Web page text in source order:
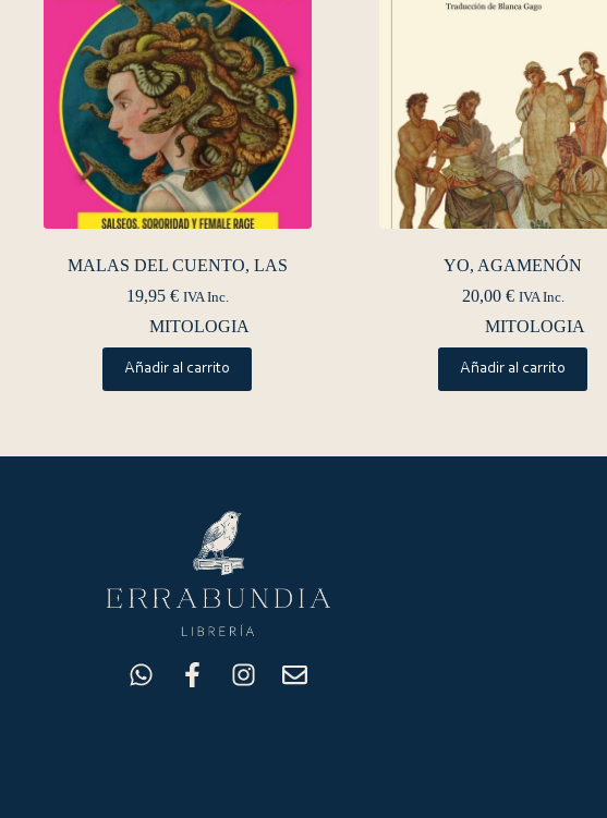
MALAS DEL CUENTO, LAS
19,95 € IVA Inc.
MITOLOGIA
Añadir al carrito
YO, AGAMENÓN
20,00 € IVA Inc.
MITOLOGIA
Añadir al carrito